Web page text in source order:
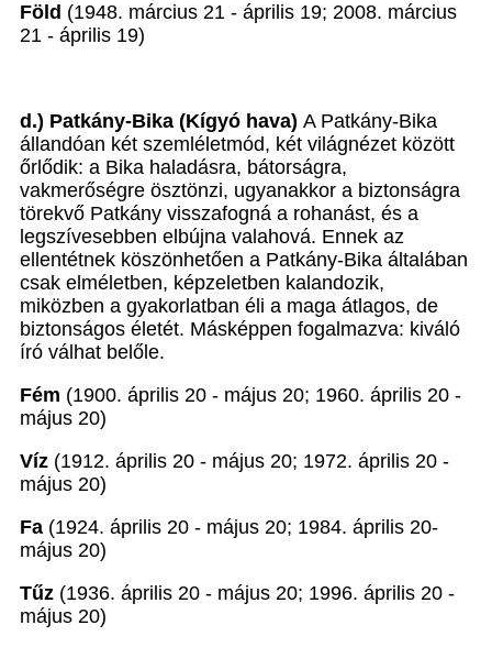
Föld (1948. március 21 - április 19; 2008. március
21 - április 19)
d.) Patkány-Bika (Kígyó hava) A Patkány-Bika
állandóan két szemléletmód, két világnézet között
őrlődik: a Bika haladásra, bátorságra,
vakmerőségre ösztönzi, ugyanakkor a biztonságra
törekvő Patkány visszafogná a rohanást, és a
legszívesebben elbújna valahová. Ennek az
ellentétnek köszönhetően a Patkány-Bika általában
csak elméletben, képzeletben kalandozik,
miközben a gyakorlatban éli a maga átlagos, de
biztonságos életét. Másképpen fogalmazva: kiváló
író válhat belőle.
Fém (1900. április 20 - május 20; 1960. április 20 -
május 20)
Víz (1912. április 20 - május 20; 1972. április 20 -
május 20)
Fa (1924. április 20 - május 20; 1984. április 20-
május 20)
Tűz (1936. április 20 - május 20; 1996. április 20 -
május 20)